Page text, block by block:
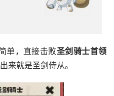
单，直接击败圣剑骑士首领
来就是圣剑侍从。